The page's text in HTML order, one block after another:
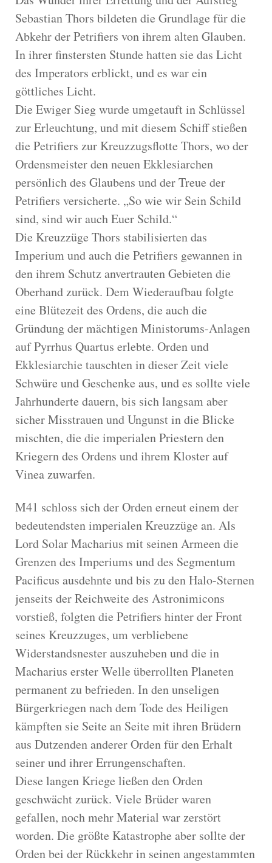
Sebastian Thors bildeten die Grundlage für die
Abkehr der Petrifiers von ihrem alten Glauben.
In ihrer finstersten Stunde hatten sie das Licht
des Imperators erblickt, und es war ein
göttliches Licht.
Die Ewiger Sieg wurde umgetauft in Schlüssel
zur Erleuchtung, und mit diesem Schiff stießen
die Petrifiers zur Kreuzzugsflotte Thors, wo der
Ordensmeister den neuen Ekklesiarchen
persönlich des Glaubens und der Treue der
Petrifiers versicherte. „So wie wir Sein Schild
sind, sind wir auch Euer Schild.“
Die Kreuzzüge Thors stabilisierten das
Imperium und auch die Petrifiers gewannen in
den ihrem Schutz anvertrauten Gebieten die
Oberhand zurück. Dem Wiederaufbau folgte
eine Blütezeit des Ordens, die auch die
Gründung der mächtigen Ministorums-Anlagen
auf Pyrrhus Quartus erlebte. Orden und
Ekklesiarchie tauschten in dieser Zeit viele
Schwüre und Geschenke aus, und es sollte viele
Jahrhunderte dauern, bis sich langsam aber
sicher Misstrauen und Ungunst in die Blicke
mischten, die die imperialen Priestern den
Kriegern des Ordens und ihrem Kloster auf
Vinea zuwarfen.
M41 schloss sich der Orden erneut einem der
bedeutendsten imperialen Kreuzzüge an. Als
Lord Solar Macharius mit seinen Armeen die
Grenzen des Imperiums und des Segmentum
Pacificus ausdehnte und bis zu den Halo-Sternen
jenseits der Reichweite des Astronimicons
vorstieß, folgten die Petrifiers hinter der Front
seines Kreuzzuges, um verbliebene
Widerstandsnester auszuheben und die in
Macharius erster Welle überrollten Planeten
permanent zu befrieden. In den unseligen
Bürgerkriegen nach dem Tode des Heiligen
kämpften sie Seite an Seite mit ihren Brüdern
aus Dutzenden anderer Orden für den Erhalt
seiner und ihrer Errungenschaften.
Diese langen Kriege ließen den Orden
geschwächt zurück. Viele Brüder waren
gefallen, noch mehr Material war zerstört
worden. Die größte Katastrophe aber sollte der
Orden bei der Rückkehr in seinen angestammten